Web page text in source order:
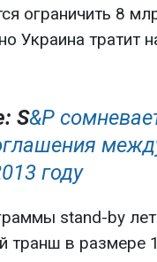
ограничить 8
Украина тратит
S&P
году
stand-by
транш в размере